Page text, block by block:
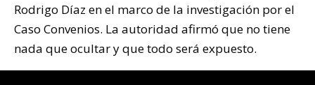
Rodrigo Díaz en el marco de la investigación por el
Caso Convenios. La autoridad afirmó que no tiene
nada que ocultar y que todo será expuesto.